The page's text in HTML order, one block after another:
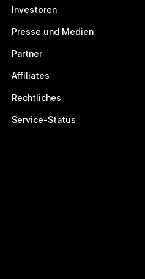
Investoren
Presse und Medien
Partner
Affiliates
Rechtliches
Service-Status